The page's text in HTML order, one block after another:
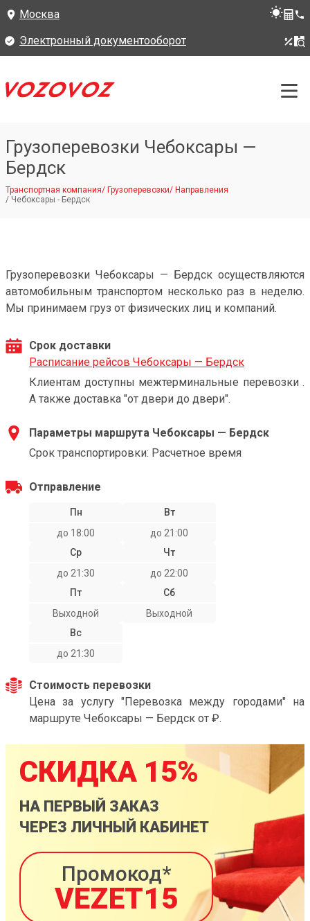
Москва
Электронный документооборот
Грузоперевозки Чебоксары —
Бердск
Транспортная компания/ Грузоперевозки/ Направления
/ Чебоксары - Бердск
Грузоперевозки Чебоксары — Бердск осуществляются
автомобильным транспортом несколько раз в неделю.
Мы принимаем груз от физических лиц и компаний.
Срок доставки
Расписание рейсов Чебоксары — Бердск
Клиентам доступны межтерминальные перевозки .
А также доставка "от двери до двери".
Параметры маршрута Чебоксары — Бердск
Срок транспортировки: Расчетное время
Отправление
Пн
до 18:00
Вт
до 21:00
Ср
до 21:30
Чт
до 22:00
Пт
Выходной
Сб
Выходной
Вс
до 21:30
Стоимость перевозки
Цена за услугу "Перевозка между городами" на
маршруте Чебоксары — Бердск от ₽.
СКИДКА 15%
НА ПЕРВЫЙ ЗАКАЗ
ЧЕРЕЗ ЛИЧНЫЙ КАБИНЕТ
Промокод*
VEZET15